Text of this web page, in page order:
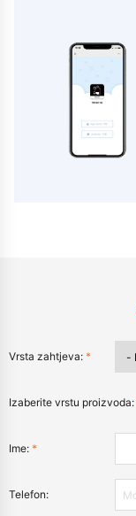
Vrsta zahtjeva: *
Izaberite vrstu proizvoda:
Ime: *
Telefon: